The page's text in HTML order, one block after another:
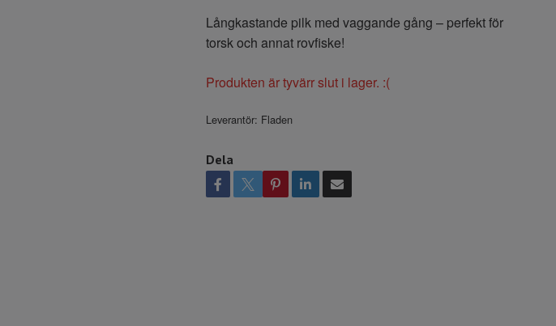
Långkastande pilk med vaggande gång – perfekt för
torsk och annat rovfiske!
Produkten är tyvärr slut i lager. :(
Leverantör: Fladen
Dela